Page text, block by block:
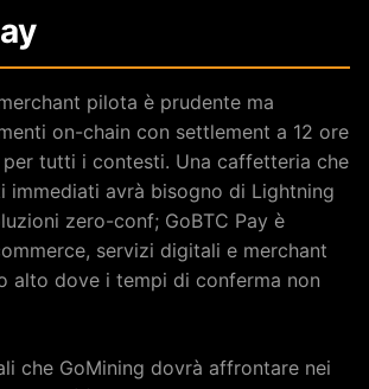
pilota è prudente ma
on-chain con settlement a 12 ore
tutti i contesti. Una caffetteria che
immediati avrà bisogno di Lightning
zero-conf; GoBTC Pay è
servizi digitali e merchant
alto dove i tempi di conferma non
che GoMining dovrà affrontare nei